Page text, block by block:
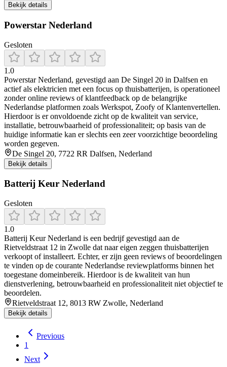
Bekijk details
Powerstar Nederland
Gesloten
1.0
Powerstar Nederland, gevestigd aan De Singel 20 in Dalfsen en
actief als elektricien met een focus op thuisbatterijen, is operationeel
zonder online reviews of klantfeedback op de belangrijke
Nederlandse platformen zoals Werkspot, Zoofy of Klantenvertellen.
Hierdoor is er onvoldoende zicht op de kwaliteit van service,
installatie, betrouwbaarheid of professionaliteit; op basis van de
huidige informatie kan er slechts een zeer voorzichtige beoordeling
worden gegeven.
De Singel 20, 7722 RR Dalfsen, Nederland
Bekijk details
Batterij Keur Nederland
Gesloten
1.0
Batterij Keur Nederland is een bedrijf gevestigd aan de
Rietveldstraat 12 in Zwolle dat naar eigen zeggen thuisbatterijen
verkoopt of installeert. Echter, er zijn geen reviews of beoordelingen
te vinden op de courante Nederlandse reviewplatforms binnen het
toegestane domeinbereik. Hierdoor is de kwaliteit van hun
dienstverlening, betrouwbaarheid en professionaliteit niet objectief te
beoordelen.
Rietveldstraat 12, 8013 RW Zwolle, Nederland
Bekijk details
Previous
1
Next